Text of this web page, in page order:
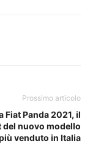
Prossimo articolo
Fiat Panda 2021, il
del nuovo modello
venduto in Italia